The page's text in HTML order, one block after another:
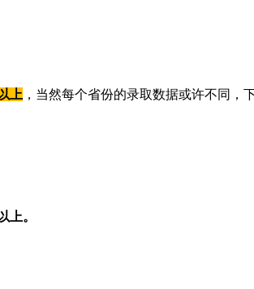
上 ，当然每个省份的录取数据或许不同，
上。